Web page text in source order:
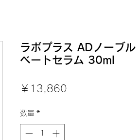
ラボプラス ADノーブル
ベートセラム 30ml
￥13,860
数量 *